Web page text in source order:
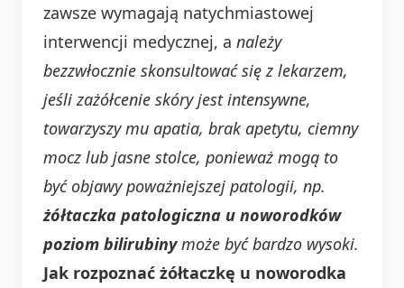
zawsze wymagają natychmiastowej
interwencji medycznej, a należy
bezzwłocznie skonsultować się z lekarzem,
jeśli zażółcenie skóry jest intensywne,
towarzyszy mu apatia, brak apetytu, ciemny
mocz lub jasne stolce, ponieważ mogą to
być objawy poważniejszej patologii, np.
żółtaczka patologiczna u noworodków
poziom bilirubinymoże być bardzo wysoki.
Jak rozpoznać żółtaczkę u noworodka